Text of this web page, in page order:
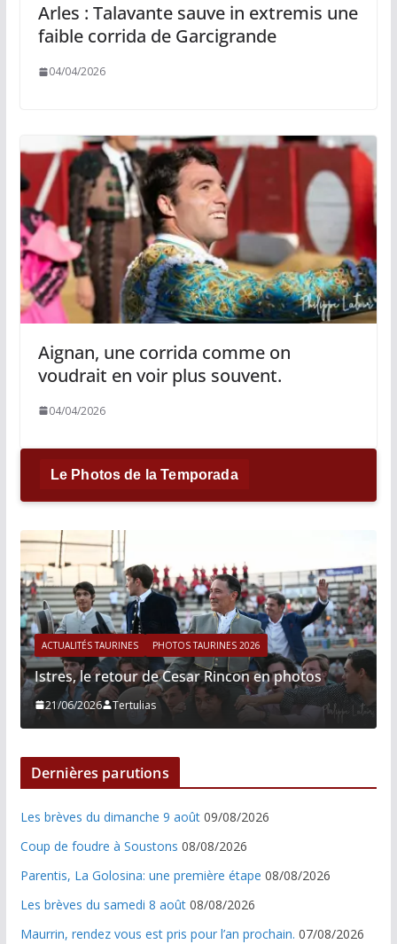
Arles : Talavante sauve in extremis une
faible corrida de Garcigrande
04/04/2026
Aignan, une corrida comme on
voudrait en voir plus souvent.
04/04/2026
Le Photos de la Temporada
ACTUALITÉS TAURINES PHOTOS TAURINES 2026
Istres, le retour de Cesar Rincon en photos
21/06/2026 Tertulias
Dernières parutions
Les brèves du dimanche 9 août 09/08/2026
Coup de foudre à Soustons 08/08/2026
Parentis, La Golosina: une première étape 08/08/2026
Les brèves du samedi 8 août 08/08/2026
Maurrin, rendez vous est pris pour l’an prochain. 07/08/2026